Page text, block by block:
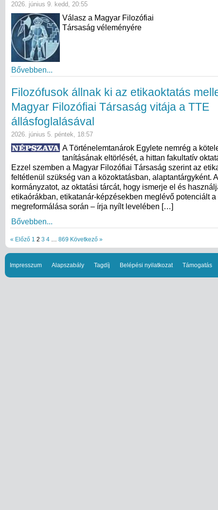
2026. június 9. kedd, 20:55
Válasz a Magyar Filozófiai
Társaság véleményére
Bővebben...
Filozófusok állnak ki az etikaoktatás
Magyar Filozófiai Társaság vitája a TTE
állásfoglalásával
2026. június 5. péntek, 18:57
A Történelemtanárok Egylete nemrég a
tanításának eltörlését, a hittan fakultatív
Ezzel szemben a Magyar Filozófiai Társaság szerint az
feltétlenül szükség van a közoktatásban, alaptantárgyként.
kormányzatot, az oktatási tárcát, hogy ismerje el és
etikaórákban, etikatanár-képzésekben meglévő potenciált a
megreformálása során – írja nyílt levelében […]
Bővebben...
« Előző 1 2 3 4 869 Következő »
Impresszum Alapszabály Tagdíj Belépési nyilatkozat Támogatás